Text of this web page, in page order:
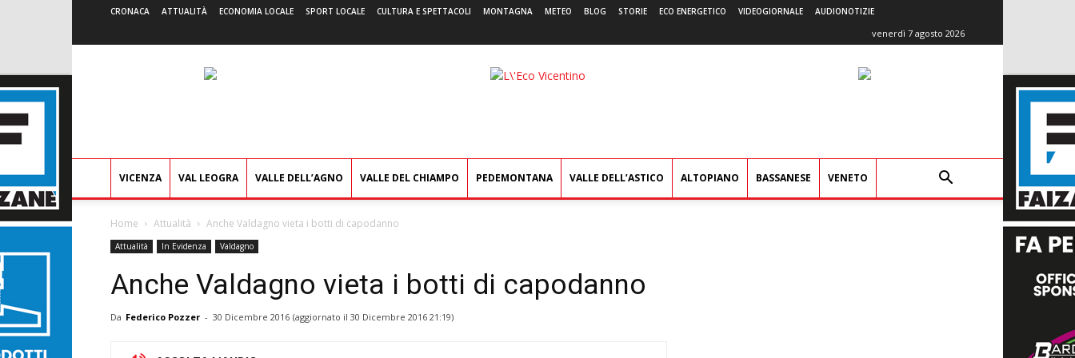
CRONACA ATTUALITÀ ECONOMIA LOCALE SPORT LOCALE CULTURA E SPETTACOLI MONTAGNA METEO BLOG STORIE ECO ENERGETICO VIDEOGIORNALE AUDIONOTIZIE
venerdì 7 agosto 2026
L'Eco
VICENZA VAL LEOGRA VALLE DELL’AGNO VALLE DEL CHIAMPO PEDEMONTANA VALLE DELL’ASTICO ALTOPIANO BASSANESE VENETO
Home Attualità Anche Valdagno vieta i botti di capodanno
Attualità In Evidenza Valdagno
Anche Valdagno vieta i botti di capodanno
Da Federico Pozzer - 30 Dicembre 2016 (aggiornato il 30 Dicembre 2016 21:19)